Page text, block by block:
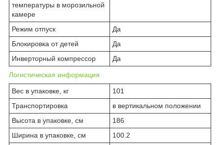
температуры в морозильной
камере
Режим отпуск
Да
Блокировка от детей
Да
Инверторный компрессор
Да
Логистическая информация
Вес в упаковке, кг
101
Транспортировка
в вертикальном положении
Высота в упаковке, см
186
Ширина в упаковке, см
100.2